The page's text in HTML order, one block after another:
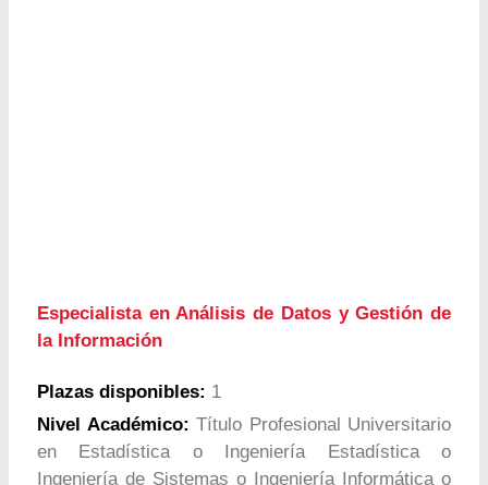
Especialista en Análisis de Datos y Gestión de
la Información
Plazas disponibles: 1
Nivel Académico: Título Profesional Universitario
en Estadística o Ingeniería Estadística o
Ingeniería de Sistemas o Ingeniería Informática o